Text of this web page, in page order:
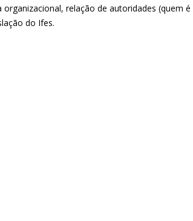
relação de autoridades (quem é
do Ifes.